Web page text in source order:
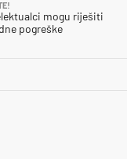
mogu riješiti
pogreške